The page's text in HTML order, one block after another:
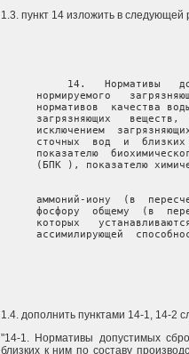
1.3. пункт 14 изложить в следующей
14.   Нормативы
нормируемого
нормативов  качества
загрязняющих   веществ,
исключением
сточных  вод  и  близких
показателю
(БПК ), показателю
аммоний-иону  (в
фосфору  общему  (в
которых
ассимилирующей
1.4. дополнить пунктами 14-1, 14-2
"14-1. Нормативы допустимых
близких к ним по составу